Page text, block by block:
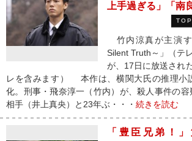
上手過ぎる」「南
竹内涼真が主演
Silent Truth～」（テ
が、17日に放送され
レを含みます） 本作は、横関大氏の推理小
化。刑事・飛奈淳一（竹内）が、殺人事件の
相手（井上真央）と23年ぶ・・・ 続きを読む
「豊臣兄弟！